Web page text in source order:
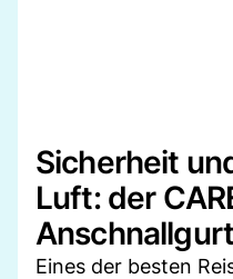
Sicherheit
Luft: der
Eines der besten